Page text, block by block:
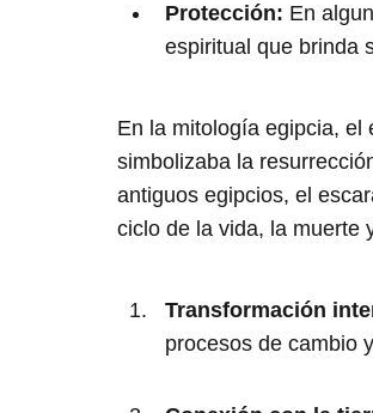
Protección: En
espiritual que brinda
En la mitología egipcia, el
simbolizaba la
antiguos egipcios, el
ciclo de la vida, la muerte
Transformación
procesos de cambio